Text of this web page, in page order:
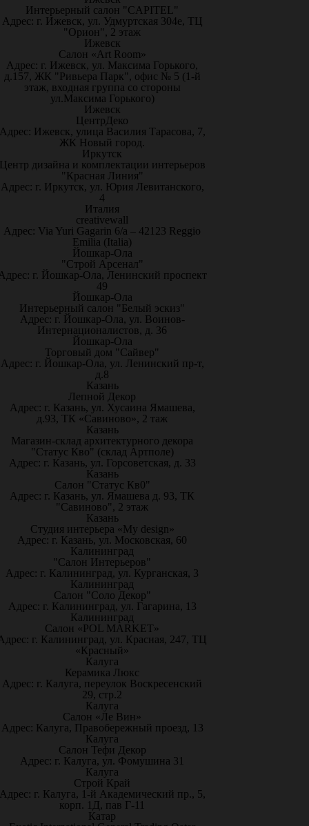
Интерьерный салон "CAPITEL"
Адрес: г. Ижевск, ул. Удмуртская 304е, ТЦ
"Орион", 2 этаж
Ижевск
Салон «Art Room»
Адрес: г. Ижевск, ул. Максима Горького,
д.157, ЖК "Ривьера Парк", офис № 5 (1-й
этаж, входная группа со стороны
ул.Максима Горького)
Ижевск
ЦентрДеко
Ижевск, улица Василия Тарасова, 7,
ЖК Новый город.
Иркутск
дизайна и комплектации интерьеров
"Красная Линия"
Адрес: г. Иркутск, ул. Юрия Левитанского,
4
Италия
creativewall
Адрес: Via Yuri Gagarin 6/a – 42123 Reggio
Emilia (Italia)
Йошкар-Ола
"Строй Арсенал"
г. Йошкар-Ола, Ленинский проспект
49
Йошкар-Ола
Интерьерный салон "Белый эскиз"
Адрес: г. Йошкар-Ола, ул. Воинов-
Интернационалистов, д. 36
Йошкар-Ола
Торговый дом "Сайвер"
Адрес: г. Йошкар-Ола, ул. Ленинский пр-т,
д.8
Казань
Лепной Декор
Адрес: г. Казань, ул. Хусаина Ямашева,
д.93, ТК «Савиново», 2 таж
Казань
Магазин-склад архитектурного декора
"Статус Кво" (склад Артполе)
Адрес: г. Казань, ул. Горсоветская, д. 33
Казань
Салон "Статус Кв0"
Адрес: г. Казань, ул. Ямашева д. 93, ТК
"Савиново", 2 этаж
Казань
Студия интерьера «My design»
Адрес: г. Казань, ул. Московская, 60
Калининград
"Салон Интерьеров"
Адрес: г. Калининград, ул. Курганская, 3
Калининград
Салон "Соло Декор"
Адрес: г. Калининград, ул. Гагарина, 13
Калининград
Салон «POL MARKET»
г. Калининград, ул. Красная, 247, ТЦ
«Красный»
Калуга
Керамика Люкс
Адрес: г. Калуга, переулок Воскресенский
29, стр.2
Калуга
Салон «Ле Вин»
Адрес: Калуга, Правобережный проезд, 13
Калуга
Салон Тефи Декор
Адрес: г. Калуга, ул. Фомушина 31
Калуга
Строй Край
г. Калуга, 1-й Академический пр., 5,
корп. 1Д, пав Г-11
Катар